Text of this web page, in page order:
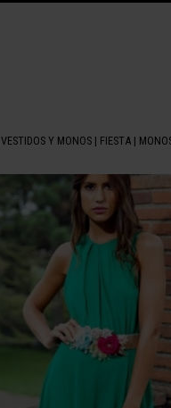
VESTIDOS Y MONOS| FIESTA|